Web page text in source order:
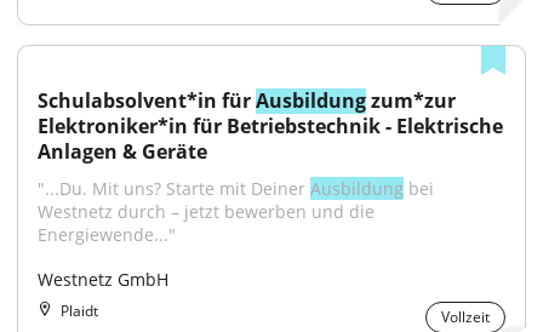
Schulabsolvent*in für Ausbildung zum*zur
Elektroniker*in für Betriebstechnik - Elektrische
Anlagen & Geräte
"...Du. Mit uns? Starte mit Deiner Ausbildung bei
Westnetz durch – jetzt bewerben und die
Energiewende..."
Westnetz GmbH
Plaidt Vollzeit